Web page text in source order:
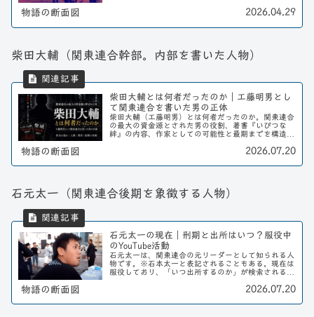
物語の断面図 2026.04.29
柴田大輔（関東連合幹部。内部を書いた人物）
柴田大輔とは何者だったのか｜工藤明男とし
て関東連合を書いた男の正体
柴田大輔（工藤明男）とは何者だったのか。関東連合
の最大の資金源とされた男の役割、著書『いびつな
絆』の内容、作家としての可能性と最期までを構造的
物語の断面図 2026.07.20
石元太一（関東連合後期を象徴する人物）
石元太一の現在｜刑期と出所はいつ？服役中
のYouTube活動
石元太一は、関東連合の元リーダーとして知られる人
物です。※石本太一と表記されることもある。現在は
服役しており、「いつ出所するのか」が検索されるこ
現在の状況、そして服役中に始めたYouTube活...
物語の断面図 2026.07.20